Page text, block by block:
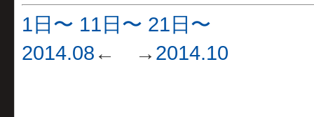
1日〜 11日〜 21日〜
2014.08 ← → 2014.10